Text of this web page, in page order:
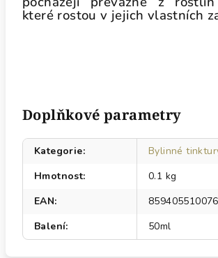
které rostou v jejich vlastních
Doplňkové parametry
Kategorie:
Bylinné
Hmotnost:
0.1 kg
EAN:
Balení: 50ml